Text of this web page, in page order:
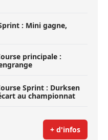
: Mini gagne,
principale :
Sprint : Durksen
au championnat
+ d'infos